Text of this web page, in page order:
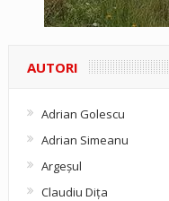
AUTORI
Adrian Golescu
Adrian Simeanu
Argeşul
Claudiu Diţa